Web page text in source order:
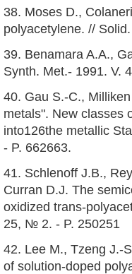
38. Moses D.,
polyacetylene. //
39. Benamara A.A.,
Synth. Met.- 1991. V.
40. Gau S.-C.,
metals". New classes
into126the metallic
- P. 662663.
41. Schlenoff J.B.,
Curran D.J. The
oxidized trans-
25, № 2. - P. 250251
42. Lee M., Tzeng J.-
of solution-doped